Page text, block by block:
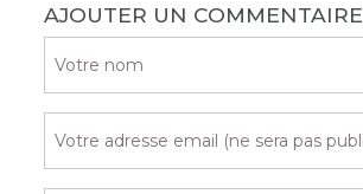
AJOUTER UN COMMENTAIRE